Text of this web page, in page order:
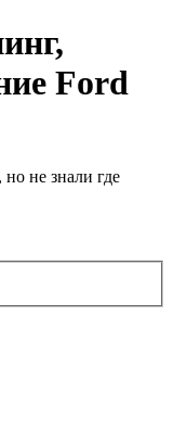
Ford
не знали где